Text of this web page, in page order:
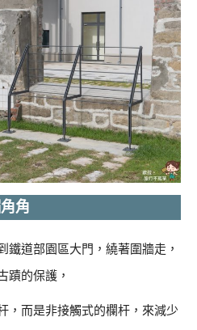
角
鐵道部園區大門，繞著圍牆走，
蹟的保護，
，而是非接觸式的欄杆，來減少